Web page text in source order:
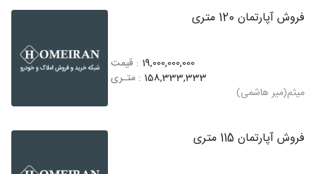
فروش آپارتمان 120 متری
19,000,000,000 : قیمت
158,333,333 : متـری
میثم(میر هاشمی)
فروش آپارتمان 115 متری